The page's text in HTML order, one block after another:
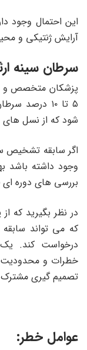
این احتمال وجود
آرایش ژنتیکی و
سرطان سینه
پزشکان متخصص و
۵ تا ۱۰
شود که از نسل های
اگر سابقه تشخیص
وجود داشته باشد
بررسی های دوره ای
در نظر بگیرید که
که می تواند
درخواست کند. یک
خطرات و محدودیت
تصمیم گیری مشترک
عوامل خطر: